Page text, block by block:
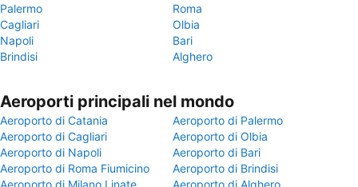
Palermo
Roma
Cagliari
Olbia
Napoli
Bari
Brindisi
Alghero
Aeroporti principali nel mondo
Aeroporto di Catania
Aeroporto di Palermo
Aeroporto di Cagliari
Aeroporto di Olbia
Aeroporto di Napoli
Aeroporto di Bari
Aeroporto di Roma Fiumicino
Aeroporto di Brindisi
Aeroporto di Milano Linate
Aeroporto di Alghero